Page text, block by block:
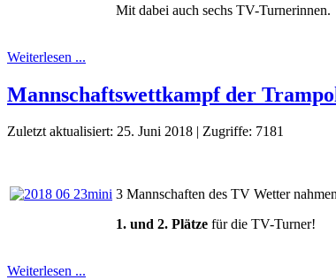
Mit dabei auch sechs TV-Turnerinnen.
Weiterlesen ...
Mannschaftswettkampf der
Zuletzt aktualisiert: 25. Juni 2018 | Zugriffe: 7181
3 Mannschaften des TV Wetter
1. und 2. Plätze für die TV-Turner!
Weiterlesen ...